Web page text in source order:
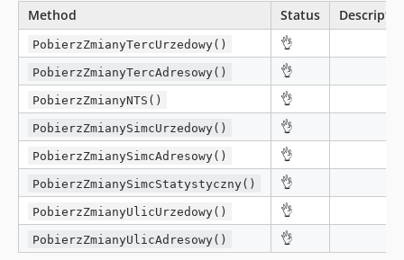
Method
Status
PobierzZmianyTercUrzedowy() 👌
PobierzZmianyTercAdresowy() 👌
PobierzZmianyNTS() 👌
PobierzZmianySimcUrzedowy() 👌
PobierzZmianySimcAdresowy() 👌
PobierzZmianySimcStatystyczny() 👌
PobierzZmianyUlicUrzedowy() 👌
PobierzZmianyUlicAdresowy()
👌